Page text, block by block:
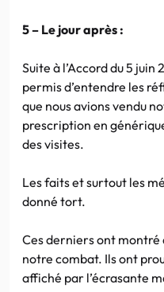
5 – Le jour après :
Suite à l’Accord du 5
permis d’entendre les
que nous avions vendu
prescription en
des visites.
Les faits et surtout les
donné tort.
Ces derniers ont montré
notre combat. Ils ont
affiché par l’écrasante